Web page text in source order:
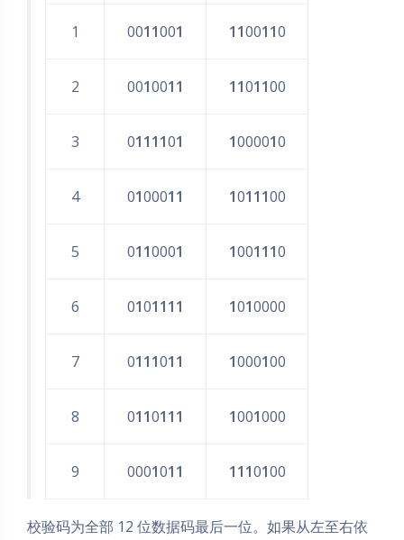
1 0011001 1100110
2 0010011 1101100
3 0111101 1000010
4 0100011 1011100
5 0110001 1001110
6 0101111 1010000
7 0111011 1000100
8 0110111 1001000
9 0001011 1110100
校验码为全部 12 位数据码最后一位。如果从左至右依